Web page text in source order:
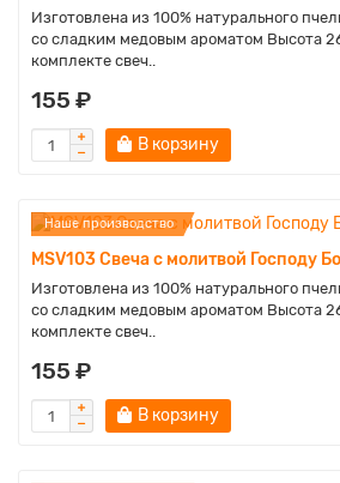
Изготовлена из 100% натурального
со сладким медовым ароматом Высота
комплекте свеч..
155 ₽
В корзину
Наше производство
MSV103 Свеча с молитвой Господу
Изготовлена из 100% натурального
со сладким медовым ароматом Высота
комплекте свеч..
155 ₽
В корзину